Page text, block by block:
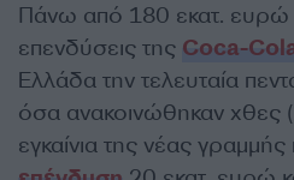
Πάνω από 180 εκατ. ευρώ
επενδύσεις της Coca-
Ελλάδα την τελευταία
όσα ανακοινώθηκαν χθες
εγκαίνια της νέας